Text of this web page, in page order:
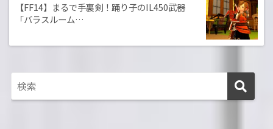
【FF14】まるで手裏剣！踊り子のIL450武器
「バラスルーム…